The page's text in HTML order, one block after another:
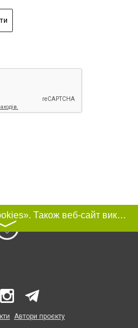
Цей сайт використовує «cookies». Також веб-сайт використовує інтернет-сервіс для збору технічних даних стосовно відвідувачів з метою отримання маркетингової та статистичної інформації. Умови обробки даних відвідувачів сайту див.
Автори проєкту